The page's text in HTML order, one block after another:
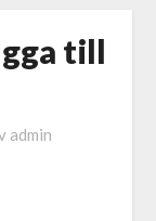
till
admin